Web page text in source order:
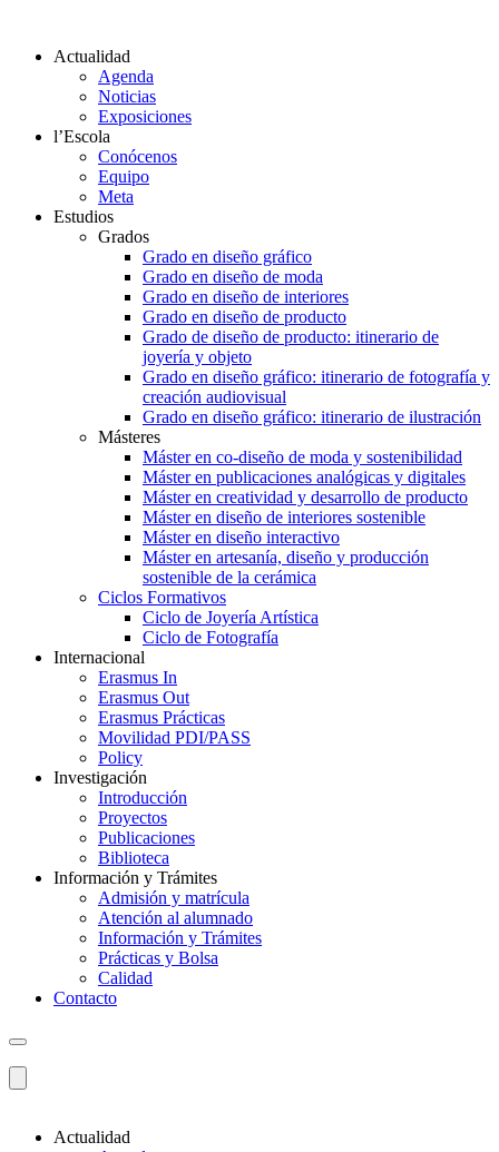
Actualidad
Agenda
Noticias
Exposiciones
l’Escola
Conócenos
Equipo
Meta
Estudios
Grados
Grado en diseño gráfico
Grado en diseño de moda
Grado en diseño de interiores
Grado en diseño de producto
Grado de diseño de producto: itinerario de
joyería y objeto
Grado en diseño gráfico: itinerario de fotografía y
creación audiovisual
Grado en diseño gráfico: itinerario de ilustración
Másteres
Máster en co-diseño de moda y sostenibilidad
Máster en publicaciones analógicas y digitales
Máster en creatividad y desarrollo de producto
Máster en diseño de interiores sostenible
Máster en diseño interactivo
Máster en artesanía, diseño y producción
sostenible de la cerámica
Ciclos Formativos
Ciclo de Joyería Artística
Ciclo de Fotografía
Internacional
Erasmus In
Erasmus Out
Erasmus Prácticas
Movilidad PDI/PASS
Policy
Investigación
Introducción
Proyectos
Publicaciones
Biblioteca
Información y Trámites
Admisión y matrícula
Atención al alumnado
Información y Trámites
Prácticas y Bolsa
Calidad
Contacto
Actualidad